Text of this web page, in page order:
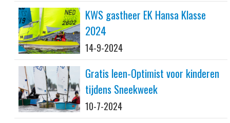
KWS gastheer EK Hansa Klasse
2024
14-9-2024
Gratis leen-Optimist voor kinderen
tijdens Sneekweek
10-7-2024